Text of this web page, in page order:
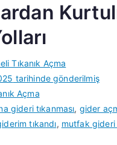
Tıkanık Açma
tarihinde gönderilmiş
Açma
gideri tıkanması, gider
tıkandı, mutfak gideri